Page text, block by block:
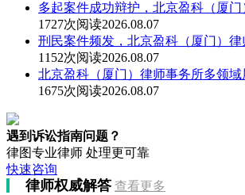
多起案件成功辩护，北京盈科（厦
1727次阅读2026.08.07
刑民案件频发，北京盈科（厦门）
1152次阅读2026.08.07
北京盈科（厦门）律师事务所多领
1675次阅读2026.08.07
遇到诉讼指南问题？
律图专业律师 处理更可靠
快速咨询
律师权威解答 查看更多